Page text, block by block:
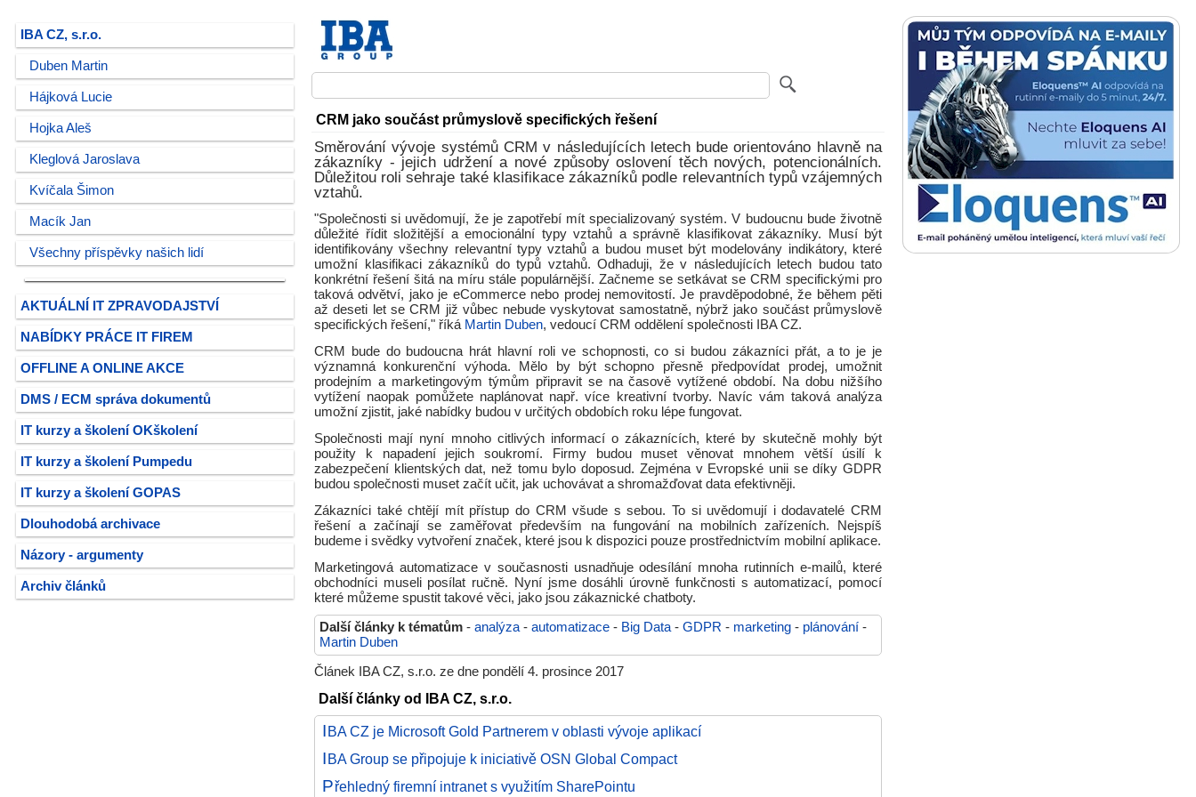
IBA CZ, s.r.o.
Duben Martin
Hájková Lucie
Hojka Aleš
Kleglová Jaroslava
Kvíčala Šimon
Macík Jan
Všechny příspěvky našich lidí
AKTUÁLNÍ IT ZPRAVODAJSTVÍ
NABÍDKY PRÁCE IT FIREM
OFFLINE A ONLINE AKCE
DMS / ECM správa dokumentů
IT kurzy a školení OKškolení
IT kurzy a školení Pumpedu
IT kurzy a školení GOPAS
Dlouhodobá archivace
Názory - argumenty
Archiv článků
CRM jako součást průmyslově specifických řešení
Směrování vývoje systémů CRM v následujících letech bude orientováno hlavně na
zákazníky - jejich udržení a nové způsoby oslovení těch nových, potencionálních.
Důležitou roli sehraje také klasifikace zákazníků podle relevantních typů vzájemných
vztahů.
"Společnosti si uvědomují, že je zapotřebí mít specializovaný systém. V budoucnu bude životně
důležité řídit složitější a emocionální typy vztahů a správně klasifikovat zákazníky. Musí být
identifikovány všechny relevantní typy vztahů a budou muset být modelovány indikátory, které
umožní klasifikaci zákazníků do typů vztahů. Odhaduji, že v následujících letech budou tato
konkrétní řešení šitá na míru stále populárnější. Začneme se setkávat se CRM specifickými pro
taková odvětví, jako je eCommerce nebo prodej nemovitostí. Je pravděpodobné, že během pěti
až deseti let se CRM již vůbec nebude vyskytovat samostatně, nýbrž jako součást průmyslově
specifických řešení," říká Martin Duben, vedoucí CRM oddělení společnosti IBA CZ.
CRM bude do budoucna hrát hlavní roli ve schopnosti, co si budou zákazníci přát, a to je je
významná konkurenční výhoda. Mělo by být schopno přesně předpovídat prodej, umožnit
prodejním a marketingovým týmům připravit se na časově vytížené období. Na dobu nižšího
vytížení naopak pomůžete naplánovat např. více kreativní tvorby. Navíc vám taková analýza
umožní zjistit, jaké nabídky budou v určitých obdobích roku lépe fungovat.
Společnosti mají nyní mnoho citlivých informací o zákaznících, které by skutečně mohly být
použity k napadení jejich soukromí. Firmy budou muset věnovat mnohem větší úsilí k
zabezpečení klientských dat, než tomu bylo doposud. Zejména v Evropské unii se díky GDPR
budou společnosti muset začít učit, jak uchovávat a shromažďovat data efektivněji.
Zákazníci také chtějí mít přístup do CRM všude s sebou. To si uvědomují i dodavatelé CRM
řešení a začínají se zaměřovat především na fungování na mobilních zařízeních. Nejspíš
budeme i svědky vytvoření značek, které jsou k dispozici pouze prostřednictvím mobilní aplikace.
Marketingová automatizace v současnosti usnadňuje odesílání mnoha rutinních e-mailů, které
obchodníci museli posílat ručně. Nyní jsme dosáhli úrovně funkčnosti s automatizací, pomocí
které můžeme spustit takové věci, jako jsou zákaznické chatboty.
Další články k tématům - analýza - automatizace - Big Data - GDPR - marketing - plánování -
Martin Duben
Článek IBA CZ, s.r.o. ze dne pondělí 4. prosince 2017
Další články od IBA CZ, s.r.o.
IBA CZ je Microsoft Gold Partnerem v oblasti vývoje aplikací
IBA Group se připojuje k iniciativě OSN Global Compact
Přehledný firemní intranet s využitím SharePointu